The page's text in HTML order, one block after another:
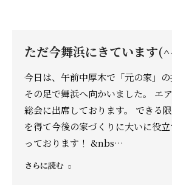
ただ今舞浜にきています
今日は、午前中厚木で「元の家」の
その足で舞浜へ向かいました。 エ
総会に出席しております。 できる
を得て今後の家づくりに大いに役
っております！ &nbs…
さらに読む